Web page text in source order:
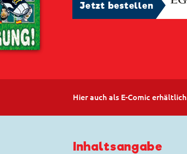
Jetzt bestellen
Hier auch als E-Comic erhältlich
Inhaltsangabe